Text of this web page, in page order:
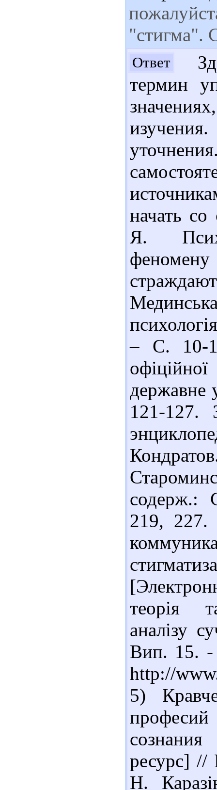
"стигма".
Ответ
термин
начать
Я.
– С. 10-
державне
121-
содерж.:
219, 227.
теорія
аналізу
Вип. 15. -
http://
5)
ресурс] //
Н.